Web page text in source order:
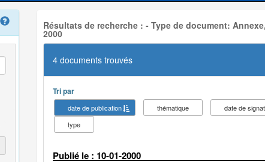
Résultats de recherche : - Type de document:
2000
4 documents trouvés
Tri par
date de publication thématique
date de
type
Publié le : 10-01-2000